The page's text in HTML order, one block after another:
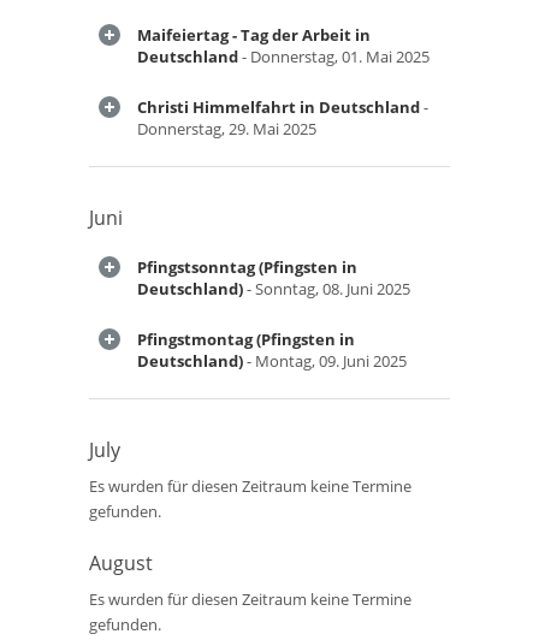
Maifeiertag - Tag der Arbeit in
Deutschland- Donnerstag, 01. Mai 2025
Christi Himmelfahrt in Deutschland-
Donnerstag, 29. Mai 2025
Juni
Pfingstsonntag (Pfingsten in
Deutschland)- Sonntag, 08. Juni 2025
Pfingstmontag (Pfingsten in
Deutschland)- Montag, 09. Juni 2025
July
Es wurden für diesen Zeitraum keine Termine
gefunden.
August
Es wurden für diesen Zeitraum keine Termine
gefunden.